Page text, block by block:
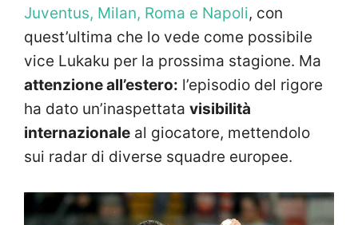
Juventus, Milan, Roma e Napoli, con
quest’ultima che lo vede come possibile
vice Lukaku per la prossima stagione. Ma
attenzione all’estero: l’episodio del rigore
ha dato un’inaspettata visibilità
internazionale al giocatore, mettendolo
sui radar di diverse squadre europee.